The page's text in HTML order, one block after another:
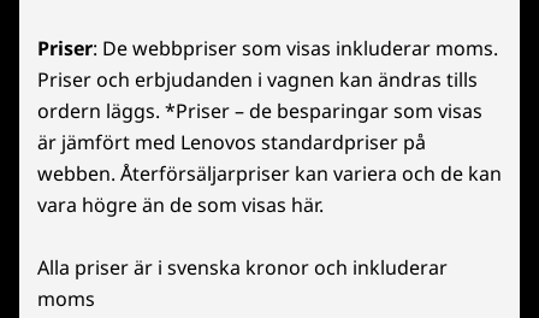
Priser: De webbpriser som visas inkluderar moms.
Priser och erbjudanden i vagnen kan ändras tills
ordern läggs. *Priser – de besparingar som visas
är jämfört med Lenovos standardpriser på
webben. Återförsäljarpriser kan variera och de kan
vara högre än de som visas här.
Alla priser är i svenska kronor och inkluderar
moms